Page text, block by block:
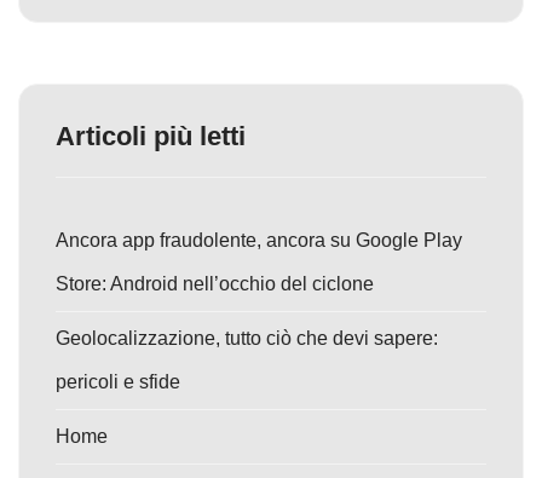
Articoli più letti
Ancora app fraudolente, ancora su Google Play
Store: Android nell’occhio del ciclone
Geolocalizzazione, tutto ciò che devi sapere:
pericoli e sfide
Home